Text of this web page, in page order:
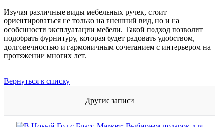
Изучая различные виды мебельных ручек, стоит
ориентироваться не только на внешний вид, но и на
особенности эксплуатации мебели. Такой подход позволит
подобрать фурнитуру, которая будет радовать удобством,
долговечностью и гармоничным сочетанием с интерьером на
протяжении многих лет.
Вернуться к списку
Другие записи